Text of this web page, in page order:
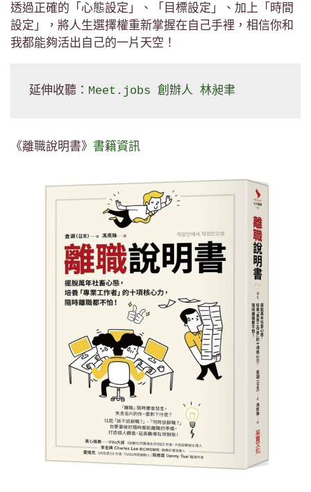
透過正確的「心態設定」、「目標設定」、加上「時間
設定」，將人生選擇權重新掌握在自己手裡，相信你和
我都能夠活出自己的一片天空！
延伸收聽： Meet.jobs 創辦人 林昶聿
《離職說明書》 書籍資訊